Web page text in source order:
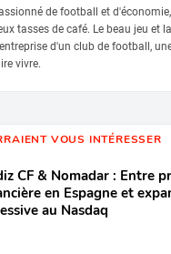
de football et
tasses de café. Le beau jeu et
d'un club de football,
vivre.
VOUS INTÉRESSER
CF & Nomadar : Entre
en Espagne et
au Nasdaq